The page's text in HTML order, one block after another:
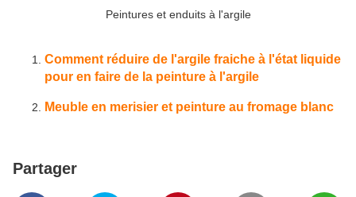
Peintures et enduits à l'argile
Comment réduire de l'argile fraiche à l'état liquide
pour en faire de la peinture à l'argile
Meuble en merisier et peinture au fromage blanc
Partager